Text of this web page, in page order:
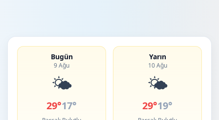
Bugün
9 Ağu
🌤️
29°17°
Yarın
10 Ağu
🌤️
29°19°